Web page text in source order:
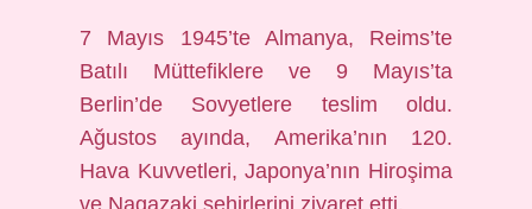
7 Mayıs 1945’te Almanya, Reims’te
Batılı Müttefiklere ve 9 Mayıs’ta
Berlin’de Sovyetlere teslim oldu.
Ağustos ayında, Amerika’nın 120.
Hava Kuvvetleri, Japonya’nın Hiroşima
ve Nagazaki şehirlerini ziyaret etti.